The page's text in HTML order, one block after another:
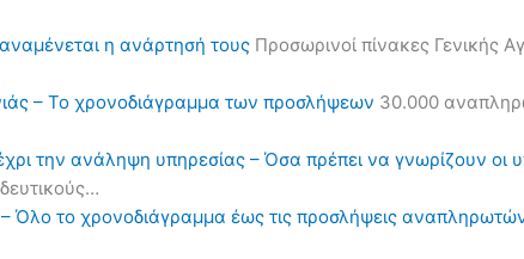
η ανάρτησή τους Προσωρινοί πίνακες Γενικής
– Το χρονοδιάγραμμα των προσλήψεων 30.000
την ανάληψη υπηρεσίας – Όσα πρέπει να γνωρίζουν οι
– Όλο το χρονοδιάγραμμα έως τις προσλήψεις